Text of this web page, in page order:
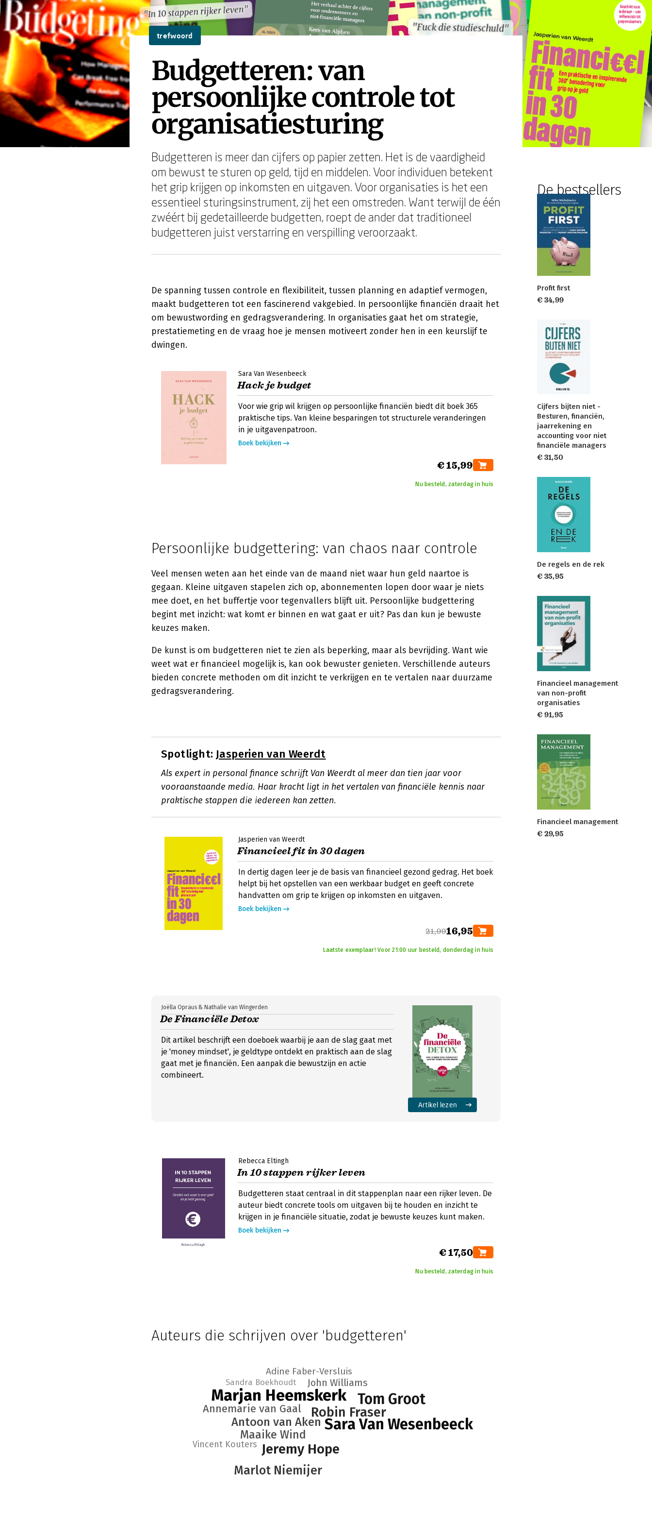
"In 10 stappen rijker leven"
"Fuck die studieschuld"
"In 10 stappen rijker leven"
"Fuck die studieschuld"
trefwoord
Budgetteren: van
persoonlijke controle tot
organisatiesturing
Budgetteren is meer dan cijfers op papier zetten. Het is de vaardigheid
om bewust te sturen op geld, tijd en middelen. Voor individuen betekent
het grip krijgen op inkomsten en uitgaven. Voor organisaties is het een
essentieel sturingsinstrument, zij het een omstreden. Want terwijl de één
zwéért bij gedetailleerde budgetten, roept de ander dat traditioneel
budgetteren juist verstarring en verspilling veroorzaakt.
De spanning tussen controle en flexibiliteit, tussen planning en adaptief vermogen,
maakt budgetteren tot een fascinerend vakgebied. In persoonlijke financiën draait het
om bewustwording en gedragsverandering. In organisaties gaat het om strategie,
prestatiemeting en de vraag hoe je mensen motiveert zonder hen in een keurslijf te
dwingen.
Sara Van Wesenbeeck
Hack je budget
Voor wie grip wil krijgen op persoonlijke financiën biedt dit boek 365
praktische tips. Van kleine besparingen tot structurele veranderingen
in je uitgavenpatroon.
Boek bekijken
€ 15,99
Nu besteld, zaterdag in huis
Persoonlijke budgettering: van chaos naar controle
Veel mensen weten aan het einde van de maand niet waar hun geld naartoe is
gegaan. Kleine uitgaven stapelen zich op, abonnementen lopen door waar je niets
mee doet, en het buffertje voor tegenvallers blijft uit. Persoonlijke budgettering
begint met inzicht: wat komt er binnen en wat gaat er uit? Pas dan kun je bewuste
keuzes maken.
De kunst is om budgetteren niet te zien als beperking, maar als bevrijding. Want wie
weet wat er financieel mogelijk is, kan ook bewuster genieten. Verschillende auteurs
bieden concrete methoden om dit inzicht te verkrijgen en te vertalen naar duurzame
gedragsverandering.
Spotlight: Jasperien van Weerdt
Als expert in personal finance schrijft Van Weerdt al meer dan tien jaar voor
vooraanstaande media. Haar kracht ligt in het vertalen van financiële kennis naar
praktische stappen die iedereen kan zetten.
Jasperien van Weerdt
Financieel fit in 30 dagen
In dertig dagen leer je de basis van financieel gezond gedrag. Het boek
helpt bij het opstellen van een werkbaar budget en geeft concrete
handvatten om grip te krijgen op inkomsten en uitgaven.
Boek bekijken
21,9916,95
Laatste exemplaar! Voor 21:00 uur besteld, donderdag in huis
De Financiële Detox
Joëlla Opraus & Nathalie van Wingerden
Dit artikel beschrijft een doeboek waarbij je aan de slag gaat met
je 'money mindset', je geldtype ontdekt en praktisch aan de slag
gaat met je financiën. Een aanpak die bewustzijn en actie
combineert.
Artikel lezen
Rebecca Eltingh
In 10 stappen rijker leven
Budgetteren staat centraal in dit stappenplan naar een rijker leven. De
auteur biedt concrete tools om uitgaven bij te houden en inzicht te
krijgen in je financiële situatie, zodat je bewuste keuzes kunt maken.
Boek bekijken
€ 17,50
Nu besteld, zaterdag in huis
Auteurs die schrijven over 'budgetteren'
Marjan Heemskerk
Sara Van Wesenbeeck
Tom Groot
Jeremy Hope
Robin Fraser
Marlot Niemijer
Antoon van Aken
Maaike Wind
Annemarie van Gaal
John Williams
Adine Faber-Versluis
Vincent Kouters
Sandra Boekhoudt
De bestsellers
Profit first
€ 34,99
Cijfers bijten niet -
Besturen, financiën,
jaarrekening en
accounting voor niet
financiële managers
€ 31,50
De regels en de rek
€ 35,95
Financieel management
van non-profit
organisaties
€ 91,95
Financieel management
€ 29,95